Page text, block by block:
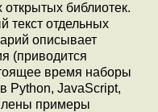
библиотек.
текст отдельных
описывает
(приводится
время наборы
Python, JavaScript,
примеры